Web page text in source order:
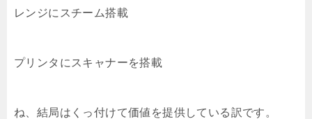
レンジにスチーム搭載
プリンタにスキャナーを搭載
ね、結局はくっ付けて価値を提供している訳です。